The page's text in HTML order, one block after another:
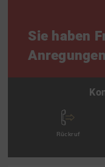
Sie haben
Rückruf